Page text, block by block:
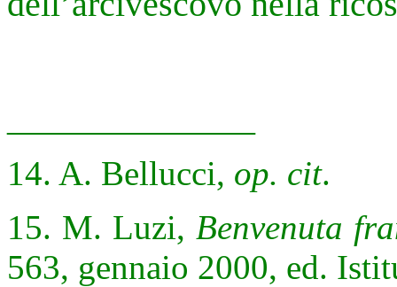
14. A. Bellucci, op. cit.
15. M. Luzi, Benvenuta
563, gennaio 2000, ed.